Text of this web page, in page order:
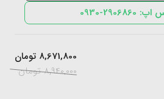
0930
8,671,800 تومان
8,940,000 تومان